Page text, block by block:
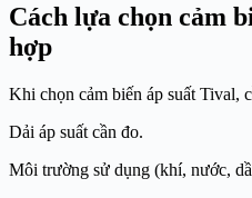
Cách lựa chọn cảm
hợp
Khi chọn cảm biến áp suất Tival,
Dải áp suất cần đo.
Môi trường sử dụng (khí, nước,